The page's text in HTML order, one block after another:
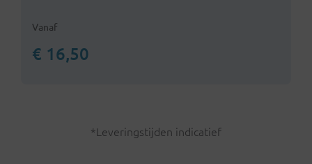
Vanaf
€ 16,50
*Leveringstijden indicatief